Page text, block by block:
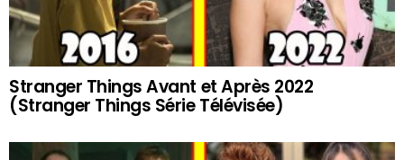
Stranger Things Avant et Après 2022
(Stranger Things Série Télévisée)